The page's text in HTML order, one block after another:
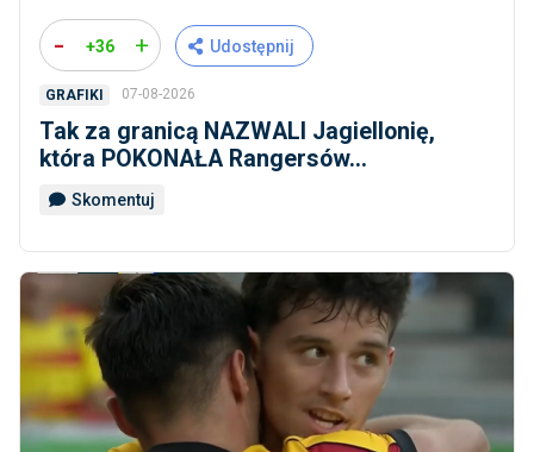
- +36 + Udostępnij
GRAFIKI 07-08-2026
Tak za granicą NAZWALI Jagiellonię,
która POKONAŁA Rangersów...
Skomentuj